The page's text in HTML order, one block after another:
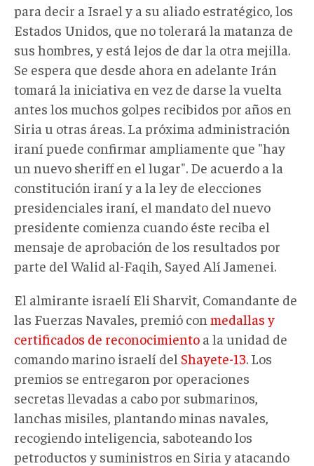
para decir a Israel y a su aliado estratégico, los
Estados Unidos, que no tolerará la matanza de
sus hombres, y está lejos de dar la otra mejilla.
Se espera que desde ahora en adelante Irán
tomará la iniciativa en vez de darse la vuelta
antes los muchos golpes recibidos por años en
Siria u otras áreas. La próxima administración
iraní puede confirmar ampliamente que "hay
un nuevo sheriff en el lugar". De acuerdo a la
constitución iraní y a la ley de elecciones
presidenciales iraní, el mandato del nuevo
presidente comienza cuando éste reciba el
mensaje de aprobación de los resultados por
parte del Walid al-Faqih, Sayed Alí Jamenei.
El almirante israelí Eli Sharvit, Comandante de
las Fuerzas Navales, premió con medallas y
certificados de reconocimiento a la unidad de
comando marino israelí del Shayete-13. Los
premios se entregaron por operaciones
secretas llevadas a cabo por submarinos,
lanchas misiles, plantando minas navales,
recogiendo inteligencia, saboteando los
petroductos y suministros en Siria y atacando